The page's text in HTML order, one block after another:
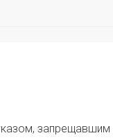
запрещавшим